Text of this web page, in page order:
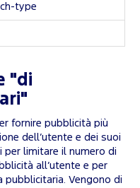
type
"di
fornire pubblicità più
dell’utente e dei suoi
per limitare il numero di
all’utente e per
pubblicitaria. Vengono di